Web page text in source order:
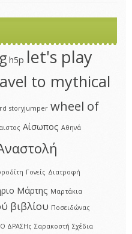
h5p let's play
to mythical
storyjumper wheel of
Αίσωπος Αθηνά
Γονείς Διατροφή
Μάρτης Μαρτάκια
βιβλίου Ποσειδώνας
ΔΡΑΣΗς Σαρακοστή Σχέδια